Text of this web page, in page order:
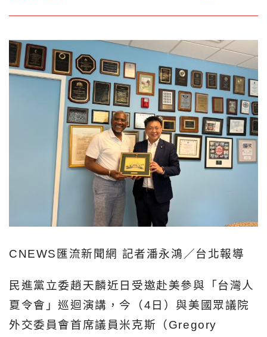
CNEWS匯流新聞網 記者潘永鴻／台北報導
民進黨立委趙天麟近日受邀赴美參與「台灣人
夏令會」巡迴演講，今（4日）與美國眾議院
外交委員會首席議員米克斯（Gregory